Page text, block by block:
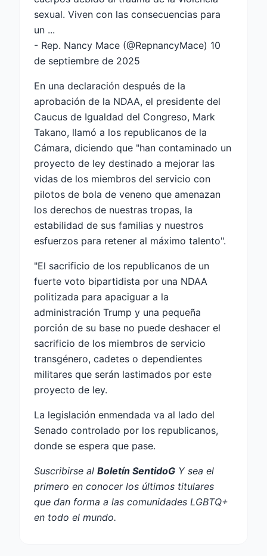
sexual. Viven con las consecuencias para
un ...
- Rep. Nancy Mace (@RepnancyMace) 10
de septiembre de 2025
En una declaración después de la
aprobación de la NDAA, el presidente del
Caucus de Igualdad del Congreso, Mark
Takano, llamó a los republicanos de la
Cámara, diciendo que "han contaminado un
proyecto de ley destinado a mejorar las
vidas de los miembros del servicio con
pilotos de bola de veneno que amenazan
los derechos de nuestras tropas, la
estabilidad de sus familias y nuestros
esfuerzos para retener al máximo talento".
"El sacrificio de los republicanos de un
fuerte voto bipartidista por una NDAA
politizada para apaciguar a la
administración Trump y una pequeña
porción de su base no puede deshacer el
sacrificio de los miembros de servicio
transgénero, cadetes o dependientes
militares que serán lastimados por este
proyecto de ley.
La legislación enmendada va al lado del
Senado controlado por los republicanos,
donde se espera que pase.
Suscribirse al Boletín SentidoG Y sea el
primero en conocer los últimos titulares
que dan forma a las comunidades LGBTQ+
en todo el mundo.